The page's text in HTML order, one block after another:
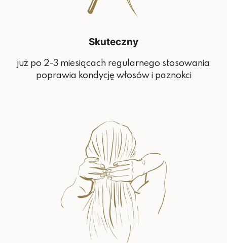
Skuteczny
już po 2-3 miesiącach regularnego stosowania
poprawia kondycję włosów i paznokci